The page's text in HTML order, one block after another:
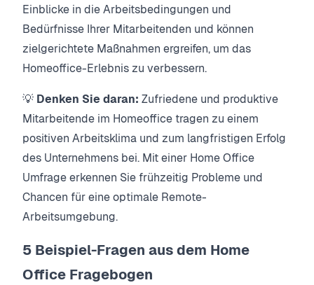
Einblicke in die Arbeitsbedingungen und
Bedürfnisse Ihrer Mitarbeitenden und können
zielgerichtete Maßnahmen ergreifen, um das
Homeoffice-Erlebnis zu verbessern.
💡 Denken Sie daran: Zufriedene und produktive
Mitarbeitende im Homeoffice tragen zu einem
positiven Arbeitsklima und zum langfristigen Erfolg
des Unternehmens bei. Mit einer Home Office
Umfrage erkennen Sie frühzeitig Probleme und
Chancen für eine optimale Remote-
Arbeitsumgebung.
5 Beispiel-Fragen aus dem Home
Office Fragebogen